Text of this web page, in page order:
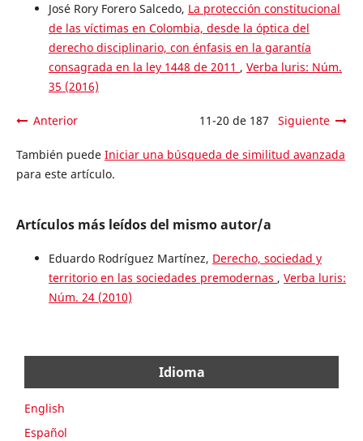
José Rory Forero Salcedo, La protección constitucional
de las víctimas en Colombia, desde la óptica del
derecho disciplinario, con énfasis en la garantía
consagrada en la ley 1448 de 2011 , Verba luris: Núm.
35 (2016)
Anterior 11-20 de 187 Siguiente
También puede Iniciar una búsqueda de similitud avanzada
para este artículo.
Artículos más leídos del mismo autor/a
Eduardo Rodríguez Martínez, Derecho, sociedad y
territorio en las sociedades premodernas , Verba luris:
Núm. 24 (2010)
Idioma
English
Español